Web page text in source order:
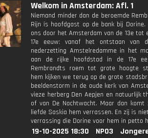
Welkom in Amsterdam: Afl. 1
Niemand minder dan de beroemde
Rijn is hoofdgast op de bank bij Dorine.
ons door het Amsterdam van de 13e tot
17e eeuw: vanaf het ontstaan van
nederzetting Amstelredamme in het
aan de rijke hoofdstad in de 17e
Rembrandts roem tot grote hoogte
hem kijken we terug op de grote
beeldenstorm in de oude kerk van
vieze herberg Den Aepjen en natuurlijk
of van De Nachtwacht. Maar dan komt
liefde Saskia hem verrassen. En zij is
verrassing die Dorine voor hem in petto
19-10-2025 18:30 NPO3